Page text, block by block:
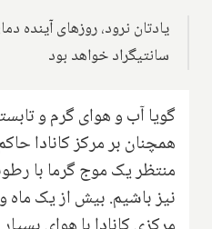
سانتیگراد خواهد بود
گویا آب و هوای گرم و
همچنان بر مرکز کانادا
منتظر یک موج گرما با
نیز باشیم. بیش از یک